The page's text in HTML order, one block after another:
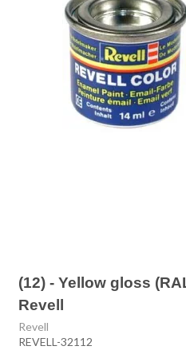
(12) - Yellow gloss
Revell
Revell
REVELL-32112